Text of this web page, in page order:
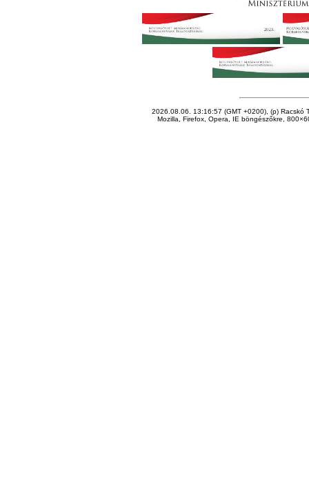
2026.08.06. 13:16:57 (GMT +0200), (p) Racskó
Mozilla, Firefox, Opera, IE böngészőkre,